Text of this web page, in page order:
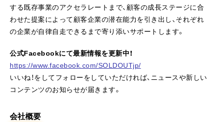
する既存事業のアクセラレートまで、顧客の成長ステージに合
わせた提案によって顧客企業の潜在能力を引き出し、それぞれ
の企業が自律自走できるまで寄り添いサポートします。
公式Facebookにて最新情報を更新中！
https://www.facebook.com/SOLDOUTjp/
いいね！をしてフォローをしていただければ、ニュースや新しい
コンテンツのお知らせが届きます。
会社概要